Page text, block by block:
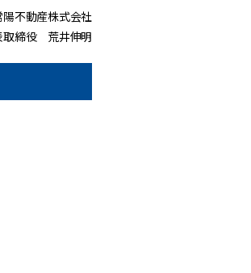
陽不動産株式会社
取締役 荒井伸明